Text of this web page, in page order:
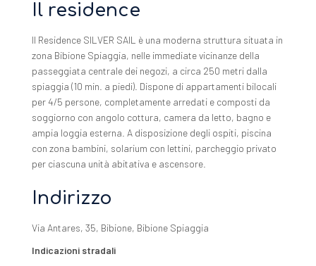
Il residence
Il Residence SILVER SAIL è una moderna struttura situata in
zona Bibione Spiaggia, nelle immediate vicinanze della
passeggiata centrale dei negozi, a circa 250 metri dalla
spiaggia (10 min. a piedi). Dispone di appartamenti bilocali
per 4/5 persone, completamente arredati e composti da
soggiorno con angolo cottura, camera da letto, bagno e
ampia loggia esterna. A disposizione degli ospiti, piscina
con zona bambini, solarium con lettini, parcheggio privato
per ciascuna unità abitativa e ascensore.
Indirizzo
Via Antares, 35, Bibione, Bibione Spiaggia
Indicazioni stradali